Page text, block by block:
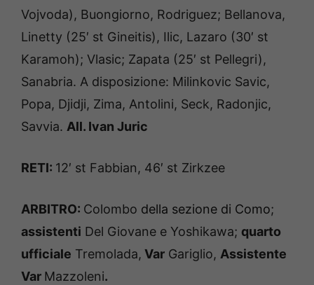
Vojvoda), Buongiorno, Rodriguez; Bellanova,
Linetty (25′ st Gineitis), Ilic, Lazaro (30′ st
Karamoh); Vlasic; Zapata (25′ st Pellegri),
Sanabria. A disposizione: Milinkovic Savic,
Popa, Djidji, Zima, Antolini, Seck, Radonjic,
Savvia. All. Ivan Juric
RETI: 12′ st Fabbian, 46′ st Zirkzee
ARBITRO: Colombo della sezione di Como;
assistenti Del Giovane e Yoshikawa; quarto
ufficiale Tremolada, Var Gariglio, Assistente
Var Mazzoleni.